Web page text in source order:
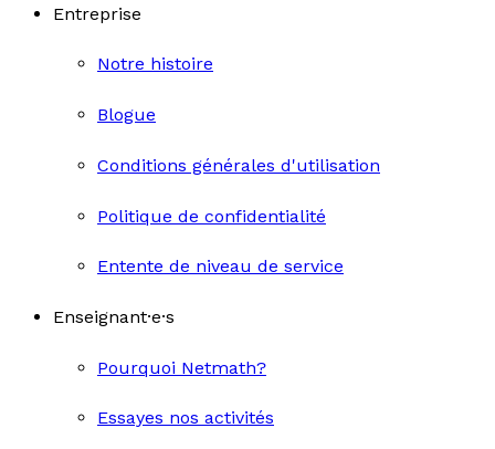
Entreprise
Notre histoire
Blogue
Conditions générales d'utilisation
Politique de confidentialité
Entente de niveau de service
Enseignant·e·s
Pourquoi Netmath?
Essayes nos activités